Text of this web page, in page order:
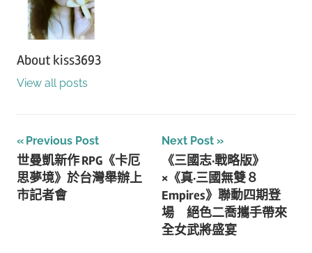
About kiss3693
View all posts
文
章
導
Previous Post
世曼凱新作 RPG《卡厄
思夢境》於台灣舉辦上
市記者會
Next Post
《三國志·戰略版》
×《真·三國無雙８
Empires》聯動四期登
場 絕色二喬攜手帶來
全女武將盛宴